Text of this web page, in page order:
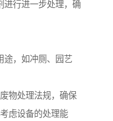
行进一步处理，确
途，如冲厕、园艺
物处理法规，确保
虑设备的处理能